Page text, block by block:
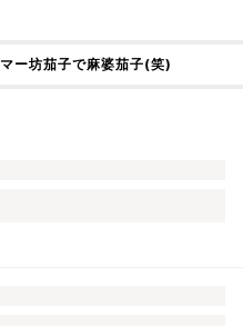
マー坊茄子で麻婆茄子(笑)